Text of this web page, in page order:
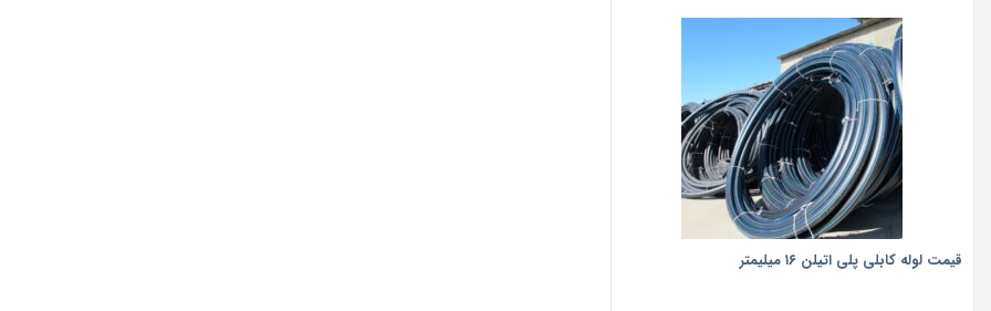
قیمت لوله کابلی پلی اتیلن ۱۶ میلیمتر